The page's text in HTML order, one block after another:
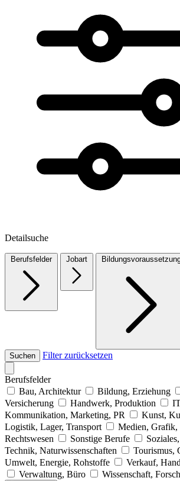
Detailsuche
Berufsfelder Jobart
Suchen Filter zurücksetzen
Berufsfelder
Bau, Architektur
Bildung, Erziehung
Versicherung
Handwerk, Produktion
Kommunikation, Marketing, PR
Kunst,
Logistik, Lager, Transport
Medien, Grafik,
Rechtswesen
Sonstige Berufe
Technik, Naturwissenschaften
Tourismus,
Umwelt, Energie, Rohstoffe
Verkauf,
Verwaltung, Büro
Wissenschaft,